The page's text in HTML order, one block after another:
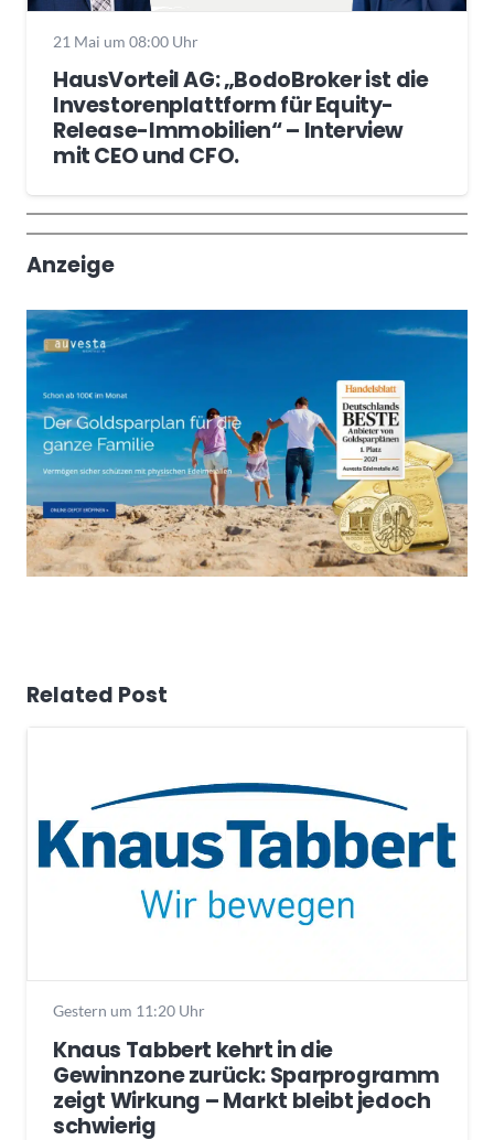
21 Mai um 08:00 Uhr
HausVorteil AG: „BodoBroker ist die
Investorenplattform für Equity-
Release-Immobilien“ – Interview
mit CEO und CFO.
Wochenrückblick
Trendthemen
Anzeige
Related Post
Gestern um 11:20 Uhr
Knaus Tabbert kehrt in die
Gewinnzone zurück: Sparprogramm
zeigt Wirkung – Markt bleibt jedoch
schwierig